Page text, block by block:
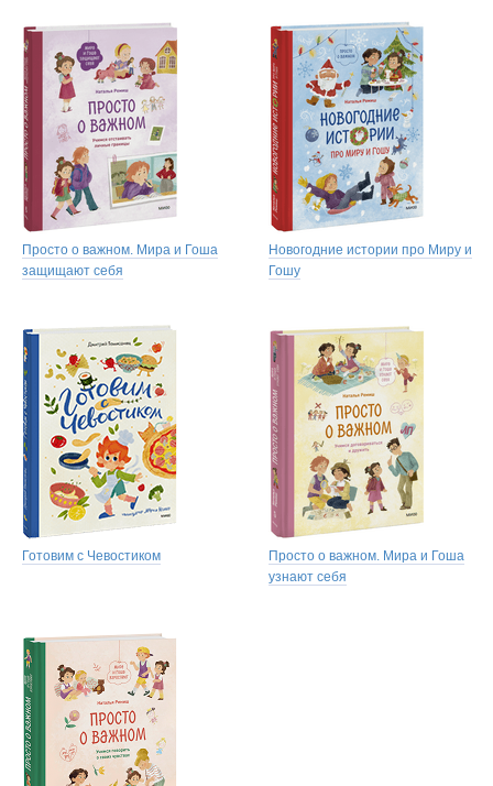
Просто о важном. Мира и Гоша
защищают себя
Новогодние истории про Миру и
Гошу
Готовим с Чевостиком
Просто о важном. Мира и Гоша
узнают себя